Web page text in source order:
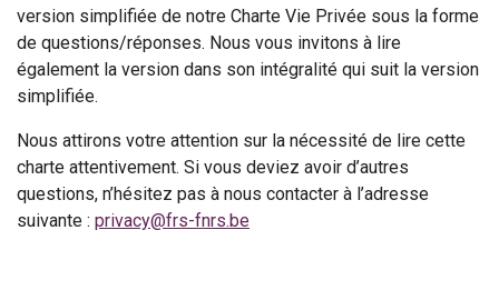
version simplifiée de notre Charte Vie Privée sous la forme
de questions/réponses. Nous vous invitons à lire
également la version dans son intégralité qui suit la version
simplifiée.
Nous attirons votre attention sur la nécessité de lire cette
charte attentivement. Si vous deviez avoir d’autres
questions, n’hésitez pas à nous contacter à l’adresse
suivante : privacy@frs-fnrs.be